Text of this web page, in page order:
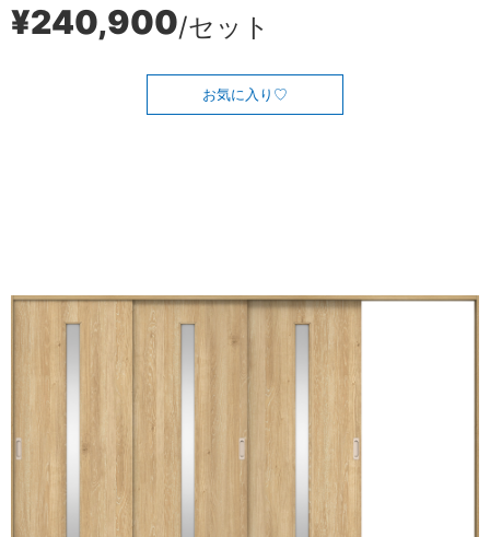
¥240,900/セット
お気に入り